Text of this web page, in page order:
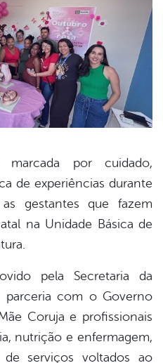
por cuidado,
de experiências durante
gestantes que fazem
na Unidade Básica de
pela Secretaria da
parceria com o Governo
Coruja e profissionais
nutrição e enfermagem,
serviços voltados ao